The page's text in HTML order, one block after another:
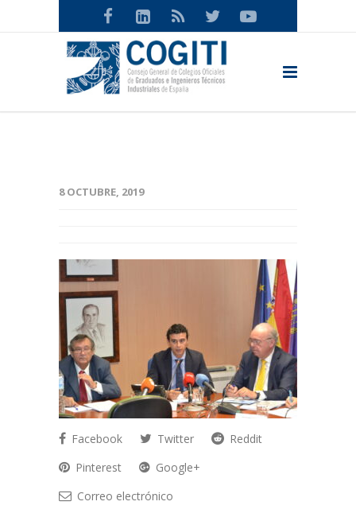
8 OCTUBRE, 2019
Facebook Twitter
Reddit
Pinterest
Google+
Correo electrónico